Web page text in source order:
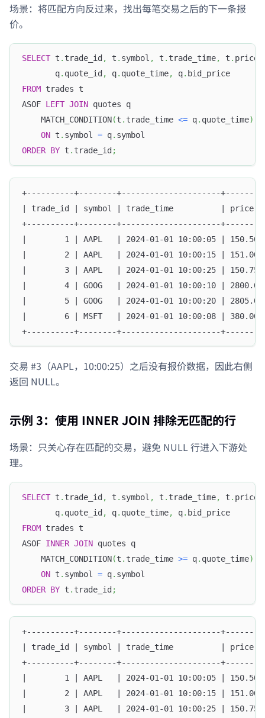
场景：将匹配方向反过来，找出每笔交易之后的下一条报
价。
SELECT t . trade_id , t . symbol , t . trade_time, t . price
       q
. quote_id , q. quote_time, q. bid_price
FROM trades t
ASOF LEFT JOIN quotes q
    MATCH_CONDITION
(t . trade_time <= q. quote_time)
ON t . symbol = q. symbol
ORDER BY t . trade_id ;
+----------+--------+---------------------
| trade_id | symbol | trade_time          | price
+----------+--------+---------------------
|        1 | AAPL   | 2024-01-01 10:00:05 |
|        2 | AAPL   | 2024-01-01 10:00:15 |
|        3 | AAPL   | 2024-01-01 10:00:25 |
|        4 | GOOG   | 2024-01-01 10:00:10 |
|        5 | GOOG   | 2024-01-01 10:00:20 |
|        6 | MSFT   | 2024-01-01 10:00:08 |
+----------+--------+---------------------
交易 #3（AAPL，10:00:25）之后没有报价数据，因此右侧
返回 NULL。
示例 3：使用 INNER JOIN 排除无匹配的行
场景：只关心存在匹配的交易，避免 NULL 行进入下游处
理。
SELECT t . trade_id , t . symbol , t . trade_time, t . price
       q
. quote_id , q. quote_time, q. bid_price
FROM trades t
ASOF INNER JOIN quotes q
    MATCH_CONDITION
(t . trade_time >= q. quote_time)
ON t . symbol = q. symbol
ORDER BY t . trade_id ;
+----------+--------+---------------------
| trade_id | symbol | trade_time          | price
+----------+--------+---------------------
|        1 | AAPL   | 2024-01-01 10:00:05 |
|        2 | AAPL   | 2024-01-01 10:00:15 |
|        3 | AAPL   | 2024-01-01 10:00:25 |